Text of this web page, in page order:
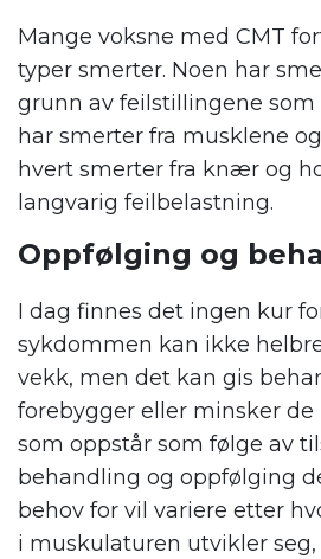
Mange voksne med CMT
typer smerter. Noen har
grunn av feilstillingene som
har smerter fra musklene
hvert smerter fra knær og
langvarig feilbelastning.
Oppfølging og
I dag finnes det ingen kur
sykdommen kan ikke
vekk, men det kan gis
forebygger eller minsker
som oppstår som følge av
behandling og oppfølging
behov for vil variere etter
i muskulaturen utvikler